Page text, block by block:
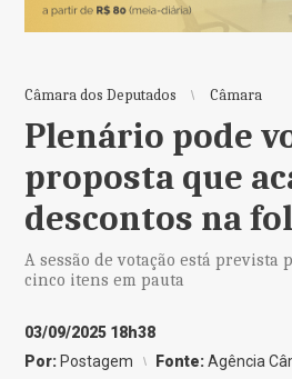
Câmara dos Deputados Câmara
Plenário pode
proposta que
descontos na
A sessão de votação está prevista
cinco itens em pauta
03/09/2025 18h38
Por: Postagem Fonte:Agência